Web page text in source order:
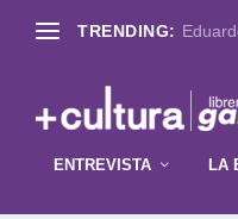
TRENDING:
ENTREVISTA LA